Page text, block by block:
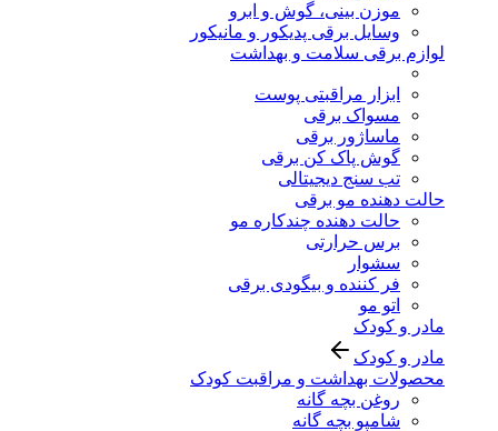
موزن بینی، گوش و ابرو
وسایل برقی پدیکور و مانیکور
لوازم برقی سلامت و بهداشت
ابزار مراقبتی پوست
مسواک برقی
ماساژور برقی
گوش پاک کن برقی
تب سنج دیجیتالی
حالت دهنده مو برقی
حالت دهنده چندکاره مو
برس حرارتی
سشوار
فر کننده و بیگودی برقی
اتو مو
مادر و کودک
مادر و کودک
محصولات بهداشت و مراقبت کودک
روغن بچه گانه
شامپو بچه گانه